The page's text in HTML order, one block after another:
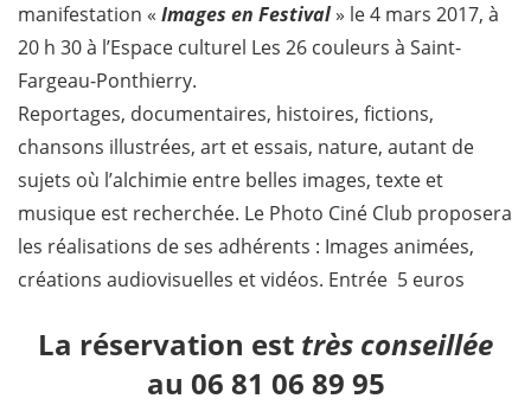
manifestation « Images en Festival» le 4 mars 2017, à
20 h 30 à l’Espace culturel Les 26 couleurs à Saint-
Fargeau-Ponthierry.
Reportages, documentaires, histoires, fictions,
chansons illustrées, art et essais, nature, autant de
sujets où l’alchimie entre belles images, texte et
musique est recherchée. Le Photo Ciné Club proposera
les réalisations de ses adhérents : Images animées,
créations audiovisuelles et vidéos. Entrée 5 euros
La réservation est très conseillée
au 06 81 06 89 95